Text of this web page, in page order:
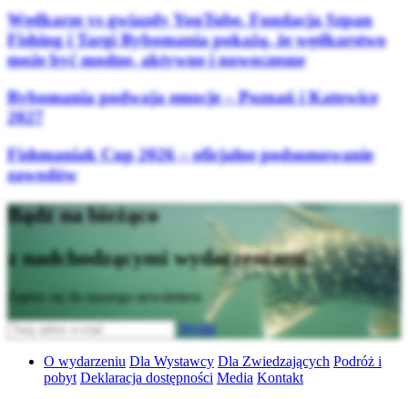
Wędkarze vs gwiazdy YouTube. Fundacja Szpan
Fishing i Targi Rybomania pokażą, że wędkarstwo
może być modne, aktywne i nowoczesne
Rybomania podwaja emocje – Poznań i Katowice
2027
Fishmaniak Cup 2026 – oficjalne podsumowanie
zawodów
Bądź na bieżąco
z nadchodzącymi wydarzeniami
Zapisz się do naszego newslettera
Wyślij
O wydarzeniu Dla Wystawcy Dla Zwiedzających Podróż i
pobyt Deklaracja dostępności Media Kontakt